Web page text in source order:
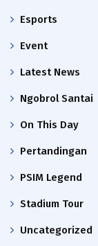
Esports
Event
Latest News
Ngobrol Santai
On This Day
Pertandingan
PSIM Legend
Stadium Tour
Uncategorized